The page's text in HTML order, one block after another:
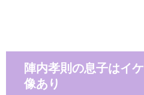
陣内孝則の息子はイ
像あり